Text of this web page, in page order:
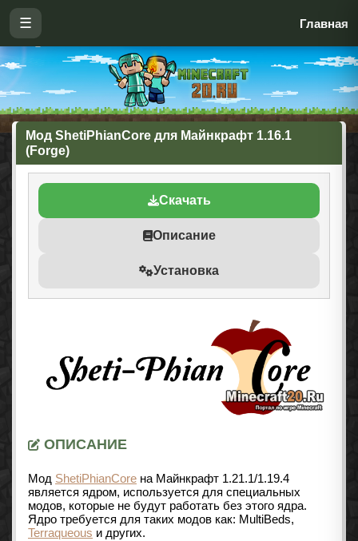
☰ Главная
Мод ShetiPhianCore для Майнкрафт 1.16.1
(Forge)
Скачать
Описание
Установка
ОПИСАНИЕ
Мод ShetiPhianCore на Майнкрафт 1.21.1/1.19.4
является ядром, используется для специальных
модов, которые не будут работать без этого ядра.
Ядро требуется для таких модов как: MultiBeds,
Terraqueous и других.